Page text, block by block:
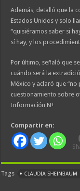
Además, detalló que la
Estados Unidos y solo
“quisiéramos saber si
sí hay, y los
Por último, señaló que
cuándo será la
México y aclaró que
cuestionamiento sobre
Información N+
Compartir en:
Tags CLAUDIA SHEINBAUM